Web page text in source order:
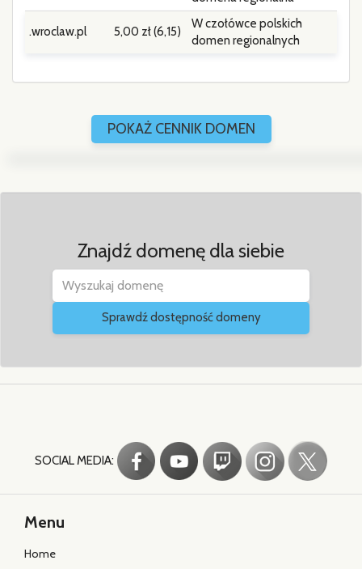
.wroclaw.pl 5,00 zł (6,15)
W czołówce polskich
domen regionalnych
POKAŻ CENNIK DOMEN
Znajdź domenę dla siebie
Sprawdź dostępność domeny
SOCIAL MEDIA:
Menu
Home